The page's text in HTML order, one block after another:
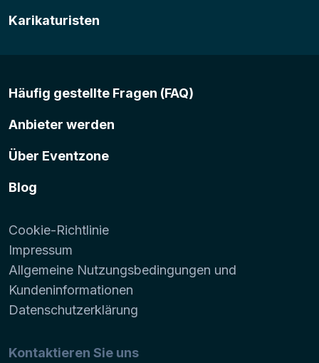
Karikaturisten
Häufig gestellte Fragen (FAQ)
Anbieter werden
Über Eventzone
Blog
Cookie-Richtlinie
Impressum
Allgemeine Nutzungsbedingungen und
Kundeninformationen
Datenschutzerklärung
Kontaktieren Sie uns